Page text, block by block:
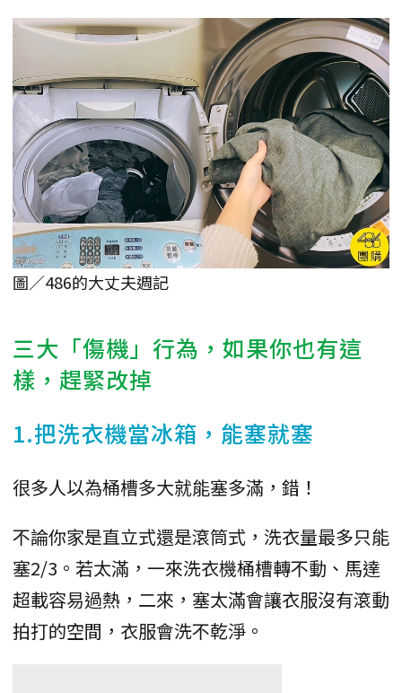
圖／486的大丈夫週記
三大「傷機」行為，如果你也有這
樣，趕緊改掉
1.把洗衣機當冰箱，能塞就塞
很多人以為桶槽多大就能塞多滿，錯！
不論你家是直立式還是滾筒式，洗衣量最多只能
塞2/3。若太滿，一來洗衣機桶槽轉不動、馬達
超載容易過熱，二來，塞太滿會讓衣服沒有滾動
拍打的空間，衣服會洗不乾淨。